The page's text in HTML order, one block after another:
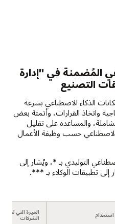
المُضمنة في "إدارة
التصنيع
الذكاء الاصطناعي بسرعة
واتخاذ القرارات، وأتمتة بعض
والمساعدة على تقليل
حسب وظيفة الأعمال
التوليدي بـ *، ويُشار إلى
إلى تطبيقات الوكلاء بـ ***.
استخدام
الميزة التي تحصل
الشركات